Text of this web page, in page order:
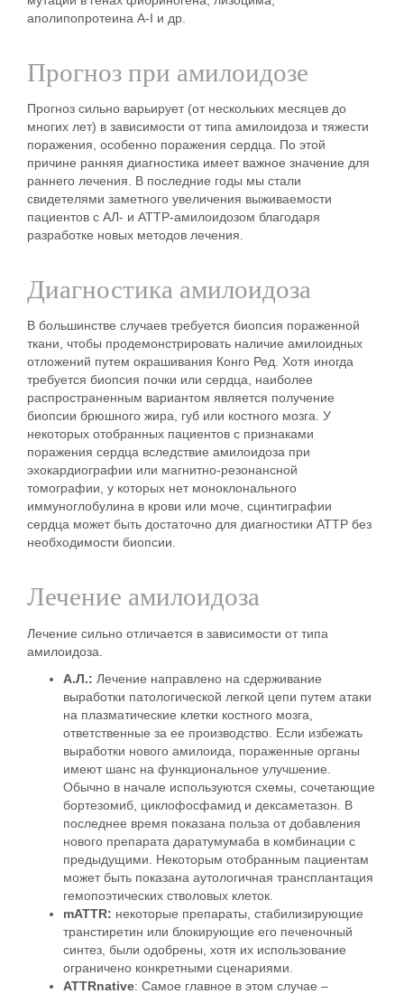
аполипопротеина А-I и др.
Прогноз при амилоидозе
Прогноз сильно варьирует (от нескольких месяцев до
многих лет) в зависимости от типа амилоидоза и тяжести
поражения, особенно поражения сердца. По этой
причине ранняя диагностика имеет важное значение для
раннего лечения. В последние годы мы стали
свидетелями заметного увеличения выживаемости
пациентов с АЛ- и АТТР-амилоидозом благодаря
разработке новых методов лечения.
Диагностика амилоидоза
В большинстве случаев требуется биопсия пораженной
ткани, чтобы продемонстрировать наличие амилоидных
отложений путем окрашивания Конго Ред. Хотя иногда
требуется биопсия почки или сердца, наиболее
распространенным вариантом является получение
биопсии брюшного жира, губ или костного мозга. У
некоторых отобранных пациентов с признаками
поражения сердца вследствие амилоидоза при
эхокардиографии или магнитно-резонансной
томографии, у которых нет моноклонального
иммуноглобулина в крови или моче, сцинтиграфии
сердца может быть достаточно для диагностики АТТР без
необходимости биопсии.
Лечение амилоидоза
Лечение сильно отличается в зависимости от типа
амилоидоза.
А.Л.: Лечение направлено на сдерживание
выработки патологической легкой цепи путем атаки
на плазматические клетки костного мозга,
ответственные за ее производство. Если избежать
выработки нового амилоида, пораженные органы
имеют шанс на функциональное улучшение.
Обычно в начале используются схемы, сочетающие
бортезомиб, циклофосфамид и дексаметазон. В
последнее время показана польза от добавления
нового препарата даратумумаба в комбинации с
предыдущими. Некоторым отобранным пациентам
может быть показана аутологичная трансплантация
гемопоэтических стволовых клеток.
mATTR: некоторые препараты, стабилизирующие
транстиретин или блокирующие его печеночный
синтез, были одобрены, хотя их использование
ограничено конкретными сценариями.
ATTRnative: Самое главное в этом случае –